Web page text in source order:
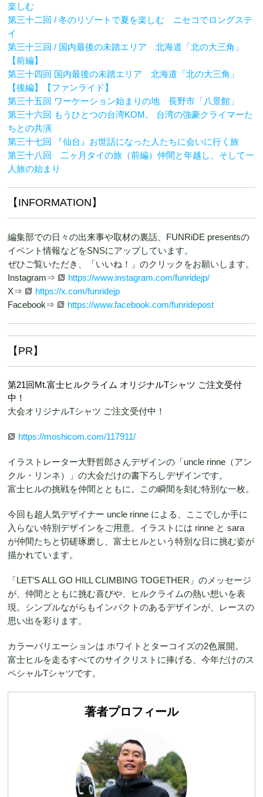
楽しむ
第三十二回 / 冬のリゾートで夏を楽しむ ニセコでロングステ
イ
第三十三回 / 国内最後の未踏エリア 北海道「北の大三角」
【前編】
第三十四回 国内最後の未踏エリア 北海道「北の大三角」
【後編】【ファンライド】
第三十五回 ワーケーション始まりの地 長野市「八景館」
第三十六回 もうひとつの台湾KOM。 台湾の強豪クライマーた
ちとの共演
第三十七回 『仙台』お世話になった人たちに会いに行く旅
第三十八回 二ヶ月タイの旅（前編）仲間と年越し、そして一
人旅の始まり
【INFORMATION】
編集部での日々の出来事や取材の裏話、FUNRiDE presentsの
イベント情報などをSNSにアップしています。
ぜひご覧いただき、「いいね！」のクリックをお願いします。
Instagram⇒
https://www.instagram.com/funridejp/
X⇒
https://x.com/funridejp
Facebook⇒
https://www.facebook.com/funridepost
【PR】
第21回Mt.富士ヒルクライム オリジナルTシャツ ご注文受付
中！
大会オリジナルTシャツ ご注文受付中！
https://moshicom.com/117911/
イラストレーター大野哲郎さんデザインの「uncle rinne（アン
クル・リンネ）」の大会だけの書下ろしデザインです。
富士ヒルの挑戦を仲間とともに。この瞬間を刻む特別な一枚。
今回も超人気デザイナー uncle rinne による、ここでしか手に
入らない特別デザインをご用意。イラストには rinne と sara
が仲間たちと切磋琢磨し、富士ヒルという特別な日に挑む姿が
描かれています。
「LET’S ALL GO HILL CLIMBING TOGETHER」のメッセージ
が、仲間とともに挑む喜びや、ヒルクライムの熱い想いを表
現。シンプルながらもインパクトのあるデザインが、レースの
思い出を彩ります。
カラーバリエーションは ホワイトとターコイズの2色展開。
富士ヒルを走るすべてのサイクリストに捧げる、今年だけのス
ペシャルTシャツです。
著者プロフィール